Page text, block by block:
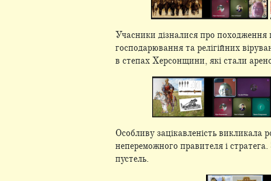
Учасники дізналися про походження
господарювання та релігійних
в степах Херсонщини, які стали
Особливу зацікавленість викликала
непереможного правителя і
пустель.